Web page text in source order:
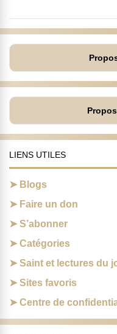
LIENS UTILES
Blogs
Faire un don
S’abonner
Catégories
Saint et lectures du
Sites favoris
Centre de